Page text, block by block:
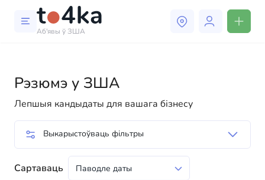
Аб'явы ў ЗША
Рэзюмэ у ЗША
Лепшыя кандыдаты для вашага бізнесу
Выкарыстоўваць фільтры
Сартаваць